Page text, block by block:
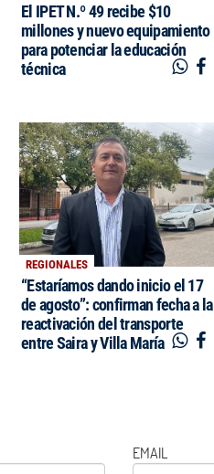
El IPET N.º 49 recibe $10
millones y nuevo equipamiento
para potenciar la educación
técnica
REGIONALES
“Estaríamos dando inicio el 17
de agosto”: confirman fecha a la
reactivación del transporte
entre Saira y Villa María
EMAIL